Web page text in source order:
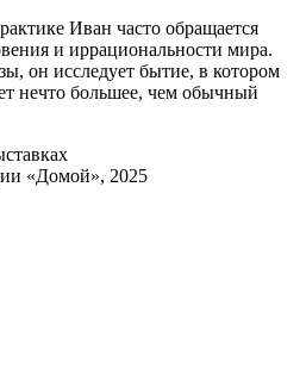
Иван часто обращается
и иррациональности мира.
он исследует бытие, в котором
нечто большее, чем обычный